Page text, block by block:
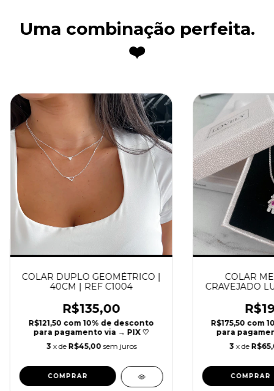
Uma combinação perfeita.
❤️
COLAR DUPLO GEOMÉTRICO |
40CM | REF C1004
R$135,00
R$121,50 com 10% de desconto
para pagamento via → PIX ♡
3 x de R$45,00 sem juros
COLAR
CRAVEJADO
R$175,50 com
para
3 x de